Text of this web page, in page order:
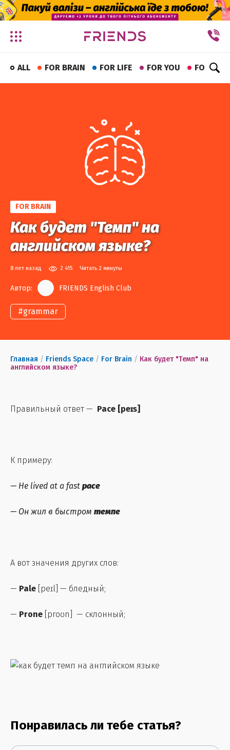
✕
ALL FOR BRAIN FOR LIFE FOR YOU FOR FUN
FOR BRAIN
Как будет "Темп" на
английском языке?
8 лет назад 2 415 Читать 2 минуты
Автор: FRIENDS English Club
#grammar
Главная / Friends Space / For Brain / Как будет "Темп" на
английском языке?
Правильный ответ — Pace [peɪs]
К примеру:
— He lived at a fast pace
— Он жил в быстром темпе
А вот значения других слов:
— Pale [peɪl] — бледный;
— Prone [proʊn] — склонный;
Понравилась ли тебе статья?